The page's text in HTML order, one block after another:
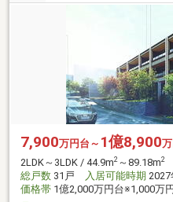
7,900万円台～ 1億8,900
2LDK～3LDK / 44.9m2 ～89.18m2
総戸数 31戸 入居可能時期
価格帯 1億2,000万円台※1,000万